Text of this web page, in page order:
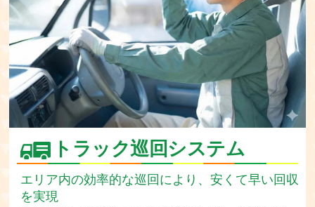
トラック巡回システム
エリア内の効率的な巡回により、安くて早い回収
を実現